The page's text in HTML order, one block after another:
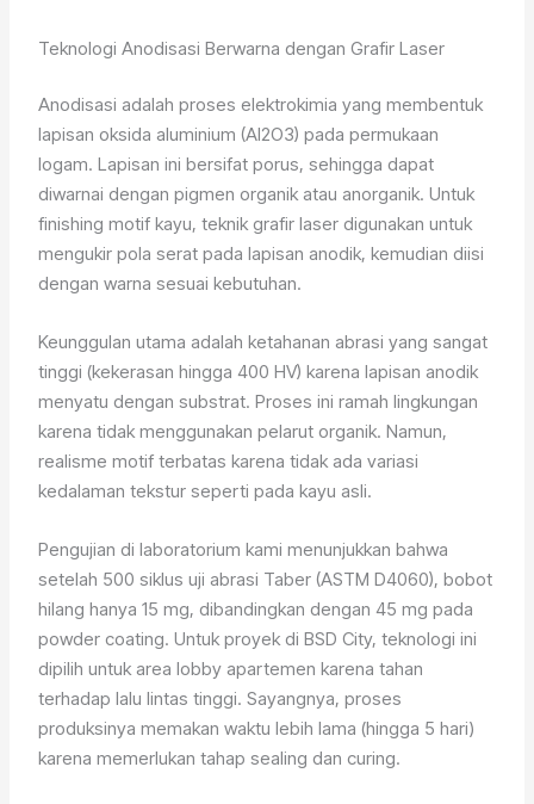
Teknologi Anodisasi Berwarna dengan Grafir Laser
Anodisasi adalah proses elektrokimia yang membentuk
lapisan oksida aluminium (Al2O3) pada permukaan
logam. Lapisan ini bersifat porus, sehingga dapat
diwarnai dengan pigmen organik atau anorganik. Untuk
finishing motif kayu, teknik grafir laser digunakan untuk
mengukir pola serat pada lapisan anodik, kemudian diisi
dengan warna sesuai kebutuhan.
Keunggulan utama adalah ketahanan abrasi yang sangat
tinggi (kekerasan hingga 400 HV) karena lapisan anodik
menyatu dengan substrat. Proses ini ramah lingkungan
karena tidak menggunakan pelarut organik. Namun,
realisme motif terbatas karena tidak ada variasi
kedalaman tekstur seperti pada kayu asli.
Pengujian di laboratorium kami menunjukkan bahwa
setelah 500 siklus uji abrasi Taber (ASTM D4060), bobot
hilang hanya 15 mg, dibandingkan dengan 45 mg pada
powder coating. Untuk proyek di BSD City, teknologi ini
dipilih untuk area lobby apartemen karena tahan
terhadap lalu lintas tinggi. Sayangnya, proses
produksinya memakan waktu lebih lama (hingga 5 hari)
karena memerlukan tahap sealing dan curing.